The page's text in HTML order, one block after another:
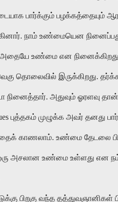
பார்க்கும் பழக்கத்தையும்
நாம் உண்மையென நினைப்பது
அதையே உண்மை என
தொலைவில் இருக்கிறது.
நினைத்தார். அதுவும்
புத்தகம் முழுக்க அவர் தனது
காணலாம். உண்மை தேடலை
அசலான உண்மை உள்ளது என
பிறகு வந்த